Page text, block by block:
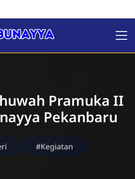
Pekanbaru
Pramuka II
Pekanbaru
#Kegiatan